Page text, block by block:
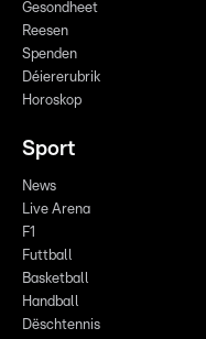
Gesondheet
Reesen
Spenden
Déiererubrik
Horoskop
Sport
News
Live Arena
F1
Futtball
Basketball
Handball
Dëschtennis